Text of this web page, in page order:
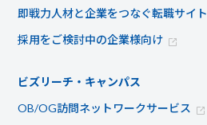
即戦力人材と企業をつなぐ転職サイト
採用をご検討中の企業様向け
ビズリーチ・キャンパス
OB/OG訪問ネットワークサービス